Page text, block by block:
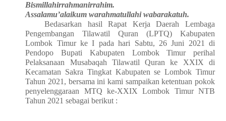
Bismillahirrahmanirrahim.
Assalamu’alaikum warahmatullahi wabarakatuh.
Bedasarkan hasil Rapat Kerja Daerah Lembaga
Pengembangan Tilawatil Quran (LPTQ) Kabupaten
Lombok Timur ke I pada hari Sabtu, 26 Juni 2021 di
Pendopo Bupati Kabupaten Lombok Timur perihal
Pelaksanaan Musabaqah Tilawatil Quran ke XXIX di
Kecamatan Sakra Tingkat Kabupaten se Lombok Timur
Tahun 2021, bersama ini kami sampaikan ketentuan pokok
penyelenggaraan MTQ ke-XXIX Lombok Timur NTB
Tahun 2021 sebagai berikut :